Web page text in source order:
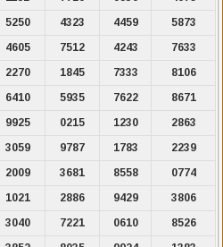
5250 4323 4459
5873
4605 7512 4243
7633
2270 1845 7333
8106
6410 5935 7622
8671
9925 0215 1230
2863
3059 9787 1783
2239
2009 3681 8558
0774
1021 2886 9429
3806
3040 7221 0610
8526